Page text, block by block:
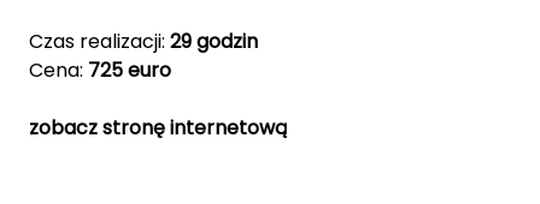
Czas realizacji: 29 godzin
Cena: 725 euro
zobacz stronę internetową